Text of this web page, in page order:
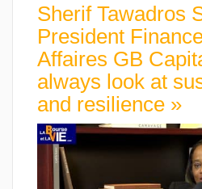
Sherif Tawadros
President
Affaires GB
always look at
and resilience »